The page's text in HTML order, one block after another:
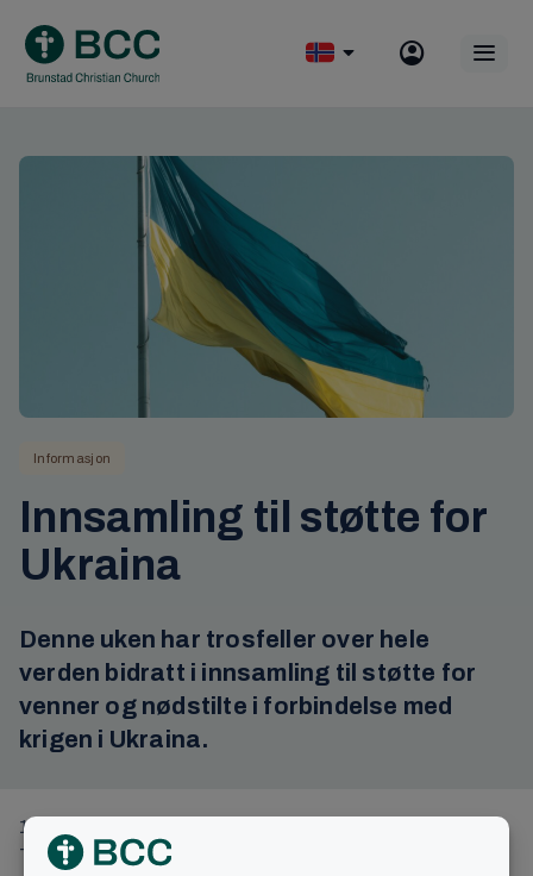
content
Informasjon
Innsamling til støtte for
Ukraina
Denne uken har trosfeller over hele
verden bidratt i innsamling til støtte for
venner og nødstilte i forbindelse med
krigen i Ukraina.
13. mars 2022
Tekst: Berit Hustad Nilsen/ Foto: Unsplash